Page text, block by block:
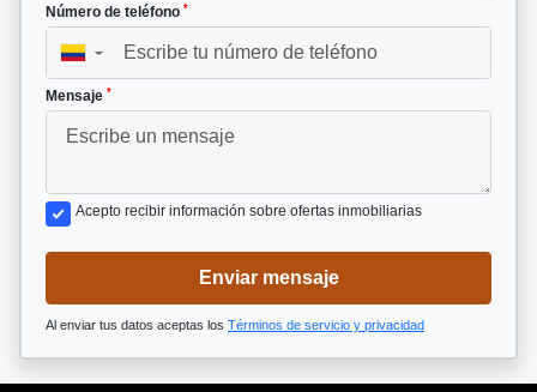
Número de teléfono *
▼
Mensaje *
Acepto recibir información sobre ofertas inmobiliarias
Enviar mensaje
Al enviar tus datos aceptas los Términos de servicio y privacidad